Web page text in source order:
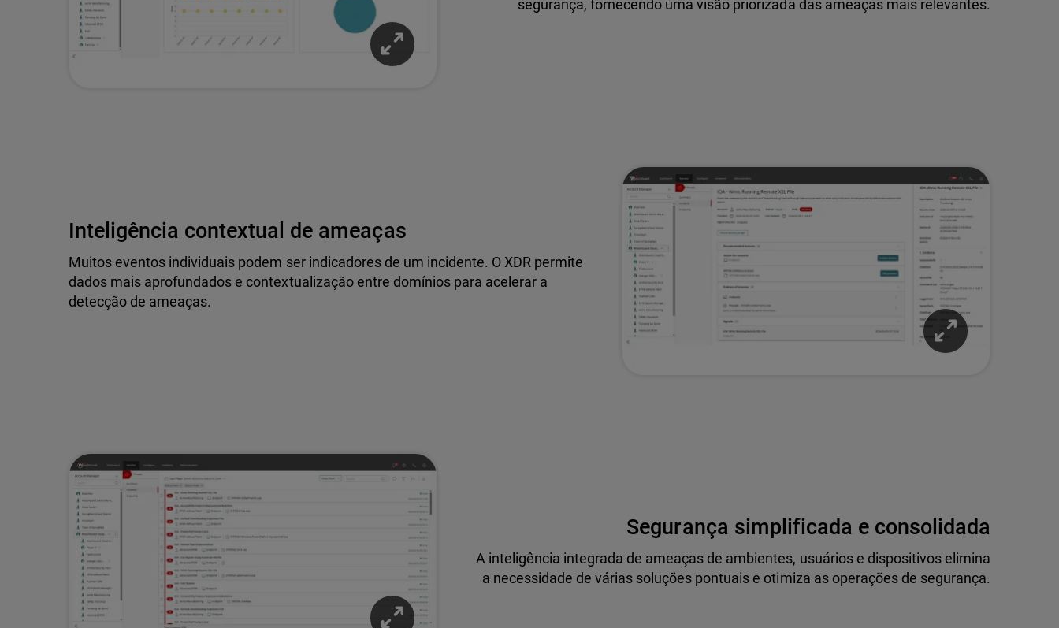
segurança, fornecendo uma visão priorizada das ameaças mais relevantes.
Inteligência contextual de ameaças
Muitos eventos individuais podem ser indicadores de um incidente. O XDR permite
dados mais aprofundados e contextualização entre domínios para acelerar a
detecção de ameaças.
Segurança simplificada e consolidada
A inteligência integrada de ameaças de ambientes, usuários e dispositivos elimina
a necessidade de várias soluções pontuais e otimiza as operações de segurança.